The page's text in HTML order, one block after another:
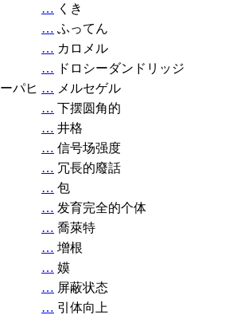
… くき
… ふってん
… カロメル
… ドロシーダンドリッジ
パヒ … メルセゲル
… 下摆圆角的
… 井格
… 信号场强度
… 冗長的廢話
… 包
… 发育完全的个体
… 喬萊特
… 增根
… 嫫
… 屏蔽状态
… 引体向上